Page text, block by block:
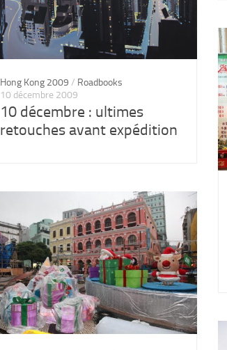
Hong Kong 2009 / Roadbooks
10 décembre 2009
10 décembre : ultimes
retouches avant expédition